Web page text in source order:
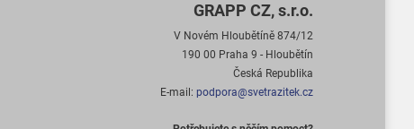
GRAPP CZ, s.r.o.
V Novém Hloubětíně 874/12
190 00 Praha 9 - Hloubětín
Česká Republika
E-mail: podpora@svetrazitek.cz